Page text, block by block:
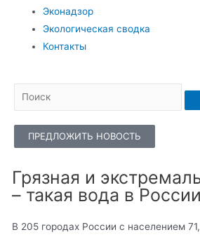
Эконадзор
Экологическая сводка
Контакты
ПРЕДЛОЖИТЬ НОВОСТЬ
Грязная и
– такая вода в России
В 205 городах России с населением